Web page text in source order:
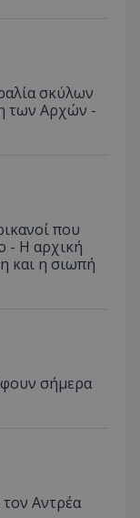
σκύλων
των Αρχών -
που
- Η αρχική
και η σιωπή
σήμερα
Αντρέα